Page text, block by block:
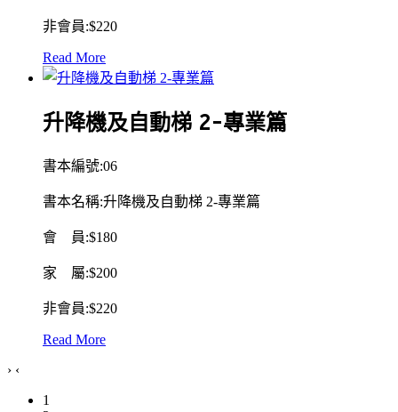
非會員:$220
Read More
升降機及自動梯 2-專業篇
書本編號:06
書本名稱:升降機及自動梯 2-專業篇
會 員:$180
家 屬:$200
非會員:$220
Read More
› ‹
1